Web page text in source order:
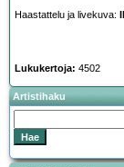
Haastattelu ja livekuva:
Lukukertoja: 4502
Artistihaku